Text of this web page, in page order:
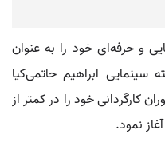
و حرفه‌ای خود را به عنوان
سینمایی ابراهیم حاتمی‌کیا
کارگردانی خود را در کمتر از
نمود.